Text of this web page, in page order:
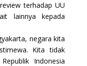
terhadap UU
lainnya kepada
negara kita
Kita tidak
Indonesia